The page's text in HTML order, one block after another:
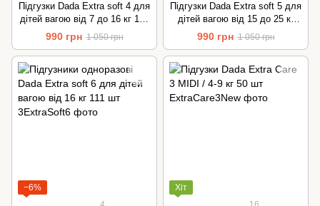
Підгузки Dada Extra soft 4 для
дітей вагою від 7 до 16 кг 144
шт
990 грн 1 050 грн
Підгузки Dada Extra soft 5 для
дітей вагою від 15 до 25 кг
126 шт
990 грн 1 050 грн
−6%
Хіт